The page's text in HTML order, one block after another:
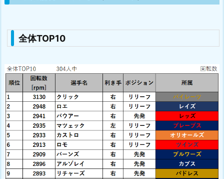
全体TOP10